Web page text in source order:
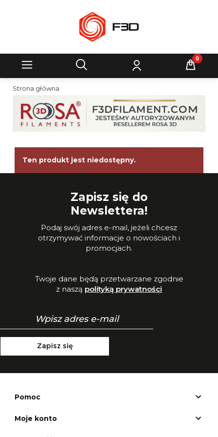
Strona główna
Ten produkt jest niedostępny.
Zapisz się do
Newslettera!
Podaj swój adres e-mail, jeżeli chcesz
otrzymywać informacje o nowościach i
promocjach.
Twoje dane będą przetwarzane zgodnie
z naszą polityką prywatności
Zapisz się
Pomoc
Moje konto